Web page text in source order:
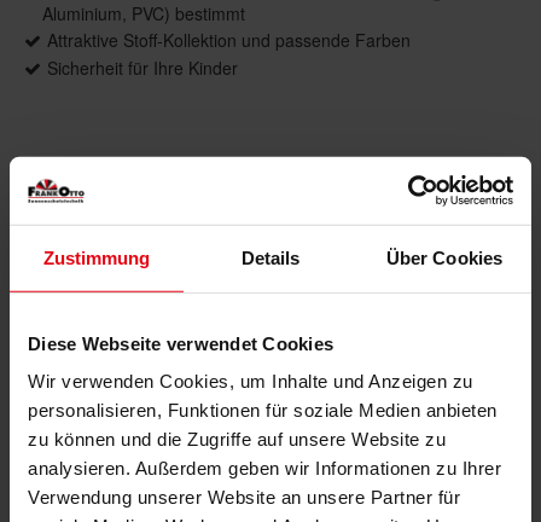
Zustimmung Details Über Cookies
Diese Webseite verwendet Cookies
Wir verwenden Cookies, um Inhalte und Anzeigen zu
personalisieren, Funktionen für soziale Medien anbieten
zu können und die Zugriffe auf unsere Website zu
analysieren. Außerdem geben wir Informationen zu Ihrer
Verwendung unserer Website an unsere Partner für
Aluminium, PVC) bestimmt
Attraktive Stoff-Kollektion und passende Farben
Sicherheit für Ihre Kinder
Produktdetails
max. Höhe: 3000 mm
max. Fläche: 7,5 m²
Führung: Optional, seitlich mit Stahlseil
Anwendungsbereiche: Für Fenster, Türen,
Bildschirmarbeitsplätze
Montage: An Wand und Decken sowie über
Klemmträger